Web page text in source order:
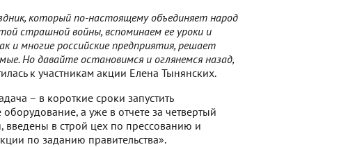
который по-настоящему объединяет народ
страшной войны, вспоминаем ее уроки и
и многие российские предприятия, решает
Но давайте остановимся и оглянемся назад,
к участникам акции Елена Тынянских.
– в короткие сроки запустить
а уже в отчете за четвертый
введены в строй цех по прессованию и
по заданию правительства».